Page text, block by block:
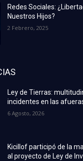
Redes Sociales:
Nuestros Hijos?
2 Febrero, 2025
Ley de Tierras:
incidentes en las
6 Agosto, 2026
Kicillof participó de la
al proyecto de Ley de